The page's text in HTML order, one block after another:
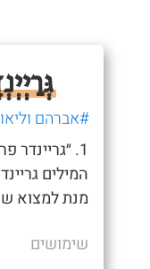
#אברהם
1.
המילים
מנת למצוא
שימושים